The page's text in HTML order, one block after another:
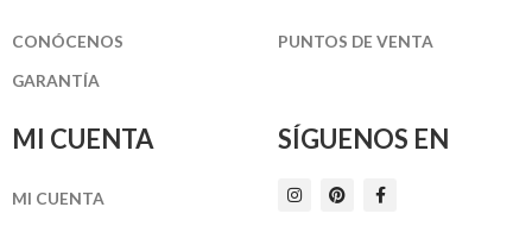
CONÓCENOS
GARANTÍA
PUNTOS DE VENTA
MI CUENTA
MI CUENTA
SÍGUENOS EN
I
n
P
i
F
a